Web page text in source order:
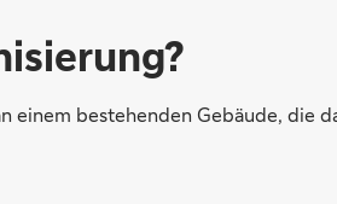
einem bestehenden Gebäude, die